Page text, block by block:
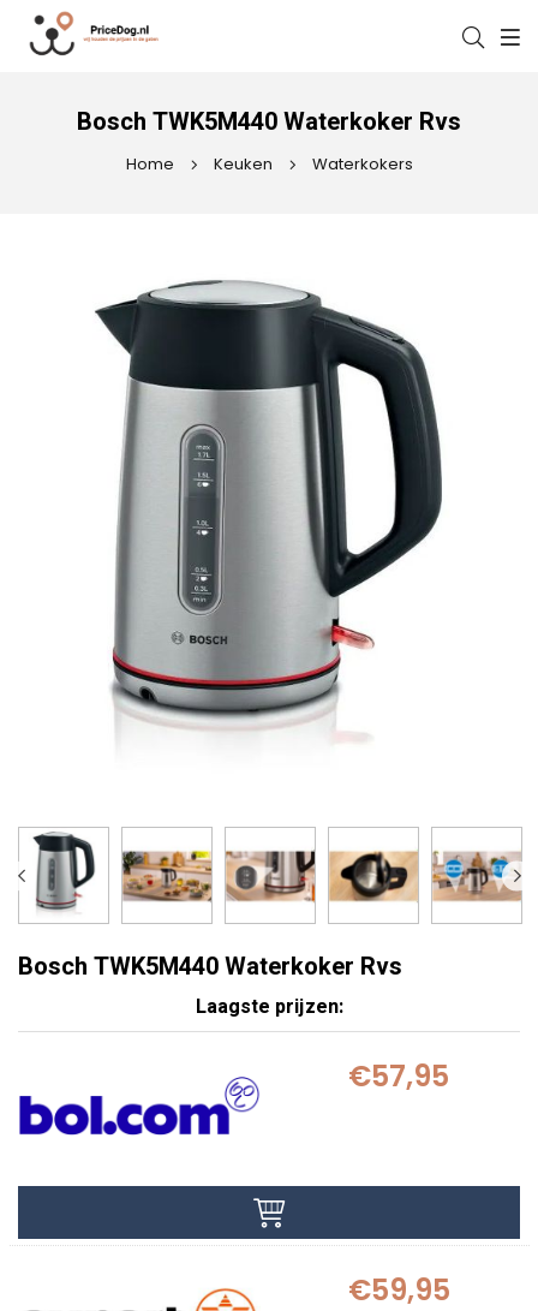
Bosch TWK5M440 Waterkoker Rvs
Home Keuken Waterkokers
Bosch TWK5M440 Waterkoker Rvs
Laagste prijzen:
€57,95
€59,95